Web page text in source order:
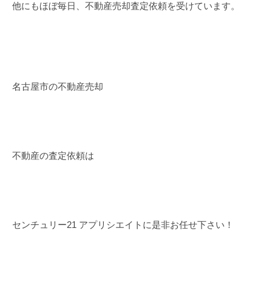
他にもほぼ毎日、不動産売却査定依頼を受けています。
名古屋市の不動産売却
不動産の査定依頼は
センチュリー21 アプリシエイトに是非お任せ下さい！